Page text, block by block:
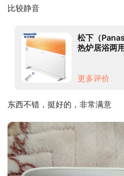
比较静音
松下（
热炉居浴两
浴两用
更多评价
东西不错，挺好的，非常满意